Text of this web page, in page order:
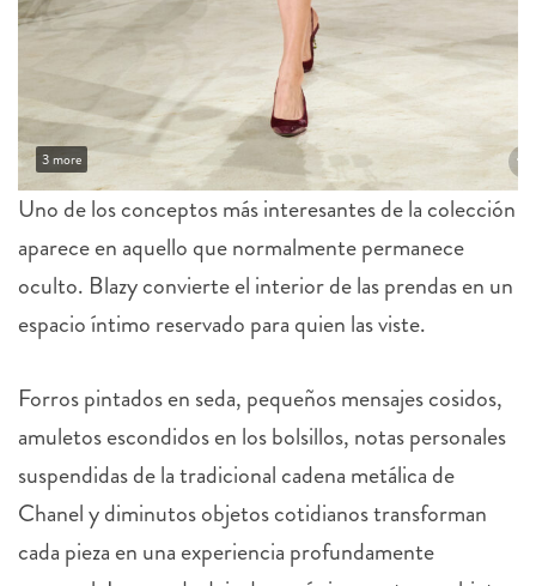
Uno de los conceptos más interesantes de la colección
aparece en aquello que normalmente permanece
oculto. Blazy convierte el interior de las prendas en un
espacio íntimo reservado para quien las viste.
amuletos escondidos en los bolsillos, notas personales
suspendidas de la tradicional cadena metálica de
Chanel y diminutos objetos cotidianos transforman
cada pieza en una experiencia profundamente
personal. La prenda deja de ser únicamente un objeto